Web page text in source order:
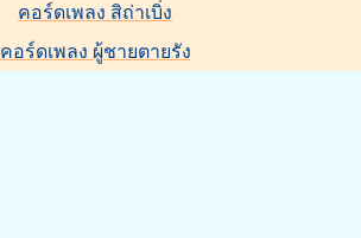
คอร์ดเพลง สิถ่าเบิ่ง
คอร์ดเพลง ผู้ชายตายรัง